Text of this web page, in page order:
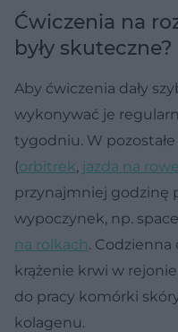
Ćwiczenia na
były skuteczne?
Aby ćwiczenia dały
wykonywać je
tygodniu. W
(orbitrek, jazda na
przynajmniej godzinę
wypoczynek, np.
na rolkach.
krążenie krwi w
do pracy komórki
kolagenu.